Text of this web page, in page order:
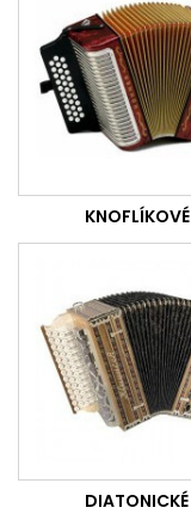
KNOFLÍKOVÉ
DIATONICKÉ